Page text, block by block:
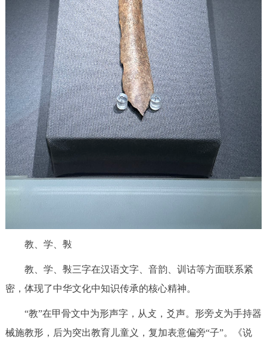
决策公开 专题公开
政务服务
个人服务 法人服务 部门服务
便民服务 利企服务 投资项目
中介服务 阳光政务
政民互动
我要咨询
走进北京
北京概况 十六区概览
绿色北京 图说北京 视频北京
教、学、斅
教、学、斅三字在汉语文字、音韵、训诂等方面联系紧
密，体现了中华文化中知识传承的核心精神。
“教”在甲骨文中为形声字，从攴，爻声。形旁攴为手持器
械施教形，后为突出教育儿童义，复加表意偏旁“子”。《说